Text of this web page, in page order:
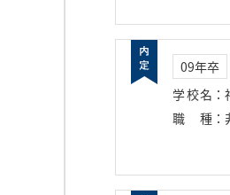
09年卒
学校名 ：
職種 ：